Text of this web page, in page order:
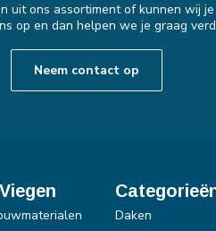
uit ons assortiment of kunnen wij
op en dan helpen we je graag
Neem contact op
Daken